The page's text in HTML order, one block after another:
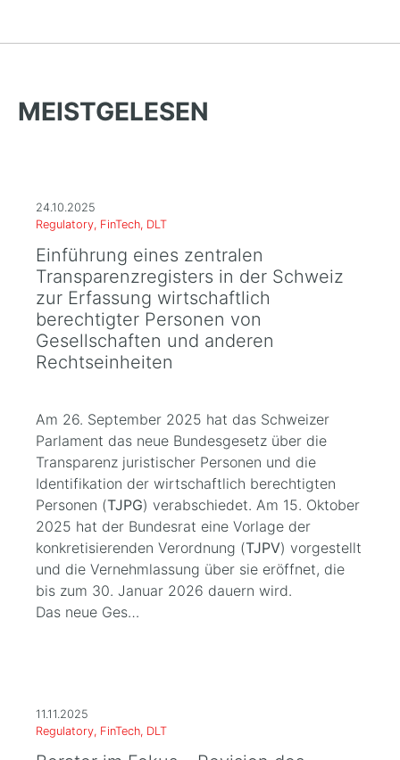
MEISTGELESEN
24.10.2025
Regulatory, FinTech, DLT
Einführung eines zentralen
Transparenzregisters in der Schweiz
zur Erfassung wirtschaftlich
berechtigter Personen von
Gesellschaften und anderen
Rechtseinheiten
Am 26. September 2025 hat das Schweizer
Parlament das neue Bundesgesetz über die
Transparenz juristischer Personen und die
Identifikation der wirtschaftlich berechtigten
Personen (TJPG) verabschiedet. Am 15. Oktober
2025 hat der Bundesrat eine Vorlage der
konkretisierenden Verordnung (TJPV) vorgestellt
und die Vernehmlassung über sie eröffnet, die
bis zum 30. Januar 2026 dauern wird.
Das neue Ges…
11.11.2025
Regulatory, FinTech, DLT